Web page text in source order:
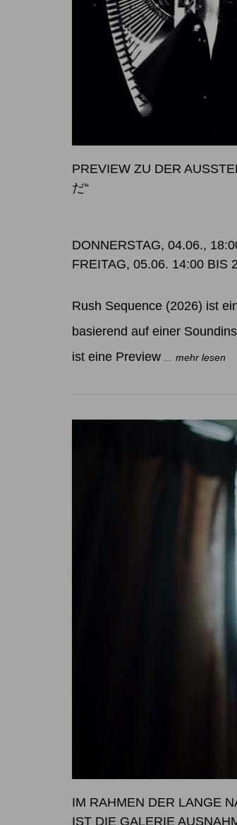
PREVIEW ZU DER
だ“
DONNERSTAG, 04.06.,
FREITAG, 05.06. 14:00 BIS
Rush Sequence (2026) ist
basierend auf einer
ist eine Preview
... mehr lesen
IM RAHMEN DER LANGE
IST DIE GALERIE